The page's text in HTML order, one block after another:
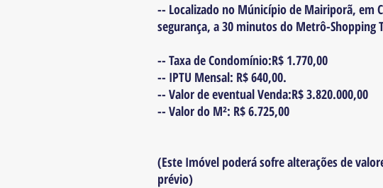
-- Localizado no Múnicípio de Mairiporã, em
segurança, a 30 minutos do Metrô-Shopping
-- Taxa de Condomínio:R$ 1.770,00
-- IPTU Mensal: R$ 640,00.
-- Valor de eventual Venda:R$ 3.820.000,00
-- Valor do M²: R$ 6.725,00
(Este Imóvel poderá sofre alterações de
prévio)